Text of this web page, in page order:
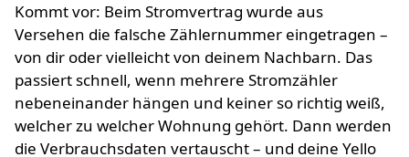
Kommt vor: Beim Stromvertrag wurde aus
Versehen die falsche Zählernummer eingetragen –
von dir oder vielleicht von deinem Nachbarn. Das
passiert schnell, wenn mehrere Stromzähler
nebeneinander hängen und keiner so richtig weiß,
welcher zu welcher Wohnung gehört. Dann werden
die Verbrauchsdaten vertauscht – und deine Yello